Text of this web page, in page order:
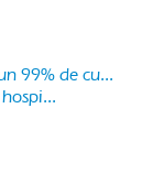
99% de cu...